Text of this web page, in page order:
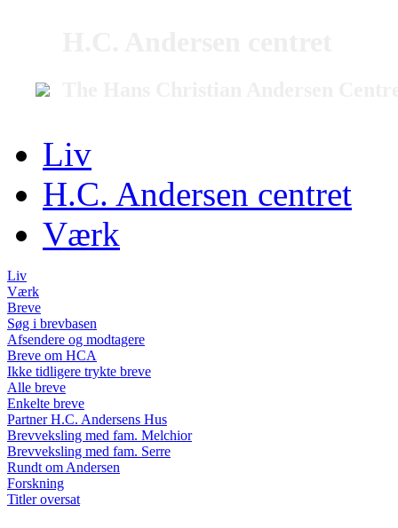
Liv
H.C. Andersen centret
Værk
Liv
Værk
Breve
Søg i brevbasen
Afsendere og modtagere
Breve om HCA
Ikke tidligere trykte breve
Alle breve
Enkelte breve
Partner H.C. Andersens Hus
Brevveksling med fam. Melchior
Brevveksling med fam. Serre
Rundt om Andersen
Forskning
Titler oversat